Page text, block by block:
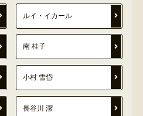
ルイ・イカール
南 桂子
小村 雪岱
長谷川 潔